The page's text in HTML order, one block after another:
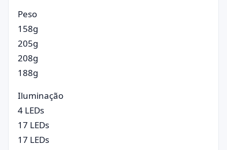
Peso
158g
205g
208g
188g
Iluminação
4 LEDs
17 LEDs
17 LEDs